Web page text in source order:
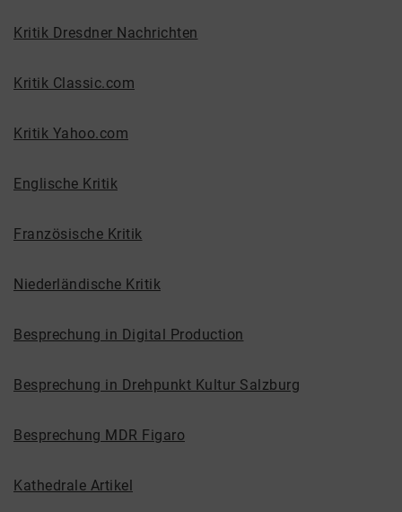
Kritik Dresdner Nachrichten
Kritik Classic.com
Kritik Yahoo.com
Englische Kritik
Französische Kritik
Niederländische Kritik
Besprechung in Digital Production
Besprechung in Drehpunkt Kultur Salzburg
Besprechung MDR Figaro
Kathedrale Artikel